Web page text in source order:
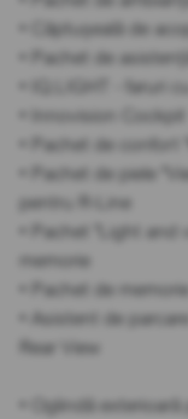
• Căptușeală de
• Pachet de
• IQ.LIGHT - faruri
• Innovision Cockpit
• Pachet de confort
• Pachet de piele
pentru R-Line
• Pachet "Light
memorie
• Pachet de memorie
• Asistent de
Rear View
• Oglindă